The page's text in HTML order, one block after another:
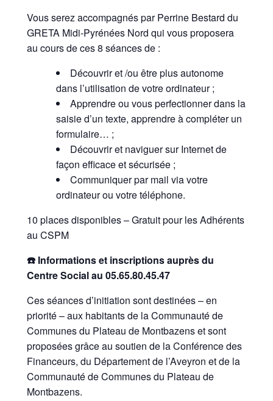
Vous serez accompagnés par Perrine Bestard du
GRETA Midi-Pyrénées Nord qui vous proposera
au cours de ces 8 séances de :
Découvrir et /ou être plus autonome
dans l’utilisation de votre ordinateur ;
Apprendre ou vous perfectionner dans la
saisie d’un texte, apprendre à compléter un
formulaire… ;
Découvrir et naviguer sur Internet de
façon efficace et sécurisée ;
Communiquer par mail via votre
ordinateur ou votre téléphone.
10 places disponibles – Gratuit pour les Adhérents
au CSPM
☎️ Informations et inscriptions auprès du
Centre Social au 05.65.80.45.47
Ces séances d’initiation sont destinées – en
priorité – aux habitants de la Communauté de
Communes du Plateau de Montbazens et sont
proposées grâce au soutien de la Conférence des
Financeurs, du Département de l’Aveyron et de la
Communauté de Communes du Plateau de
Montbazens.